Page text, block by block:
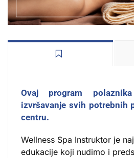
Ovaj program
izvršavanje svih potrebnih
centru.
Wellness Spa Instruktor je
edukacije koji nudimo i